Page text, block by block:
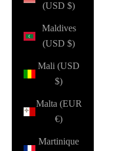
(USD $)
Maldives
(USD $)
Mali (USD
$)
Malta (EUR
€)
Martinique